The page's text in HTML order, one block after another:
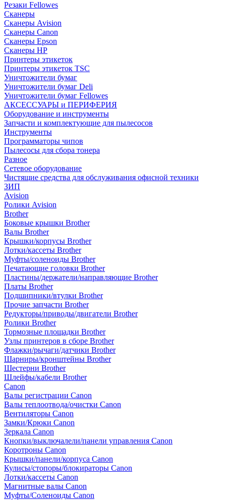
Резаки Fellowes
Сканеры
Сканеры Avision
Сканеры Canon
Сканеры Epson
Сканеры HP
Принтеры этикеток
Принтеры этикеток TSC
Уничтожители бумаг
Уничтожители бумаг Deli
Уничтожители бумаг Fellowes
АКСЕССУАРЫ и ПЕРИФЕРИЯ
Оборудование и инструменты
Запчасти и комплектующие для пылесосов
Инструменты
Программаторы чипов
Пылесосы для сбора тонера
Разное
Сетевое оборудование
Чистящие средства для обслуживания офисной техники
ЗИП
Avision
Ролики Avision
Brother
Боковые крышки Brother
Валы Brother
Крышки/корпусы Brother
Лотки/кассеты Brother
Муфты/соленоиды Brother
Печатающие головки Brother
Пластины/держатели/направляющие Brother
Платы Brother
Подшипники/втулки Brother
Прочие запчасти Brother
Редукторы/приводы/двигатели Brother
Ролики Brother
Тормозные площадки Brother
Узлы принтеров в сборе Brother
Флажки/рычаги/датчики Brother
Шарниры/кронштейны Brother
Шестерни Brother
Шлейфы/кабели Brother
Canon
Валы регистрации Canon
Валы теплоотвода/очистки Canon
Вентиляторы Canon
Замки/Крюки Canon
Зеркала Canon
Кнопки/выключалели/панели управления Canon
Коротроны Canon
Крышки/панели/корпуса Canon
Кулисы/стопоры/блокираторы Canon
Лотки/кассеты Canon
Магнитные валы Canon
Муфты/Соленоиды Canon